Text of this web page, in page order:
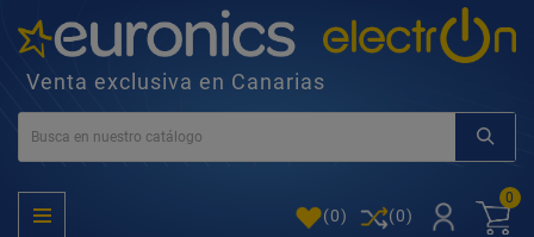
Venta exclusiva en Canarias
(0) (0)
0